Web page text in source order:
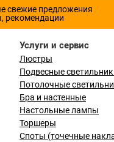
свежие предложения
рекомендации
Услуги и сервис
Люстры
Подвесные
Потолочные
Бра и настенные
Настольные лампы
Торшеры
Споты (точечные